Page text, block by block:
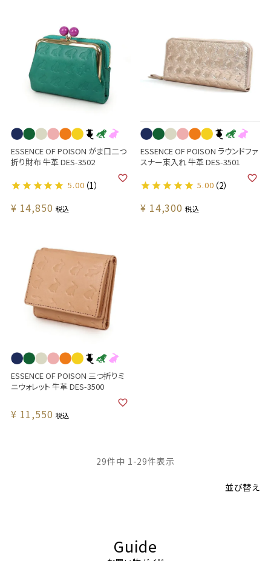
ESSENCE OF POISON がま口二つ
折り財布 牛革 DES-3502
¥ 14,850 税込
5.00 （1）
ESSENCE OF POISON ラウンドファ
スナー束入れ 牛革 DES-3501
¥ 14,300 税込
5.00 （2）
ESSENCE OF POISON 三つ折りミ
ニウォレット 牛革 DES-3500
¥ 11,550 税込
並び替え
29件中 1-29件表示
Guide